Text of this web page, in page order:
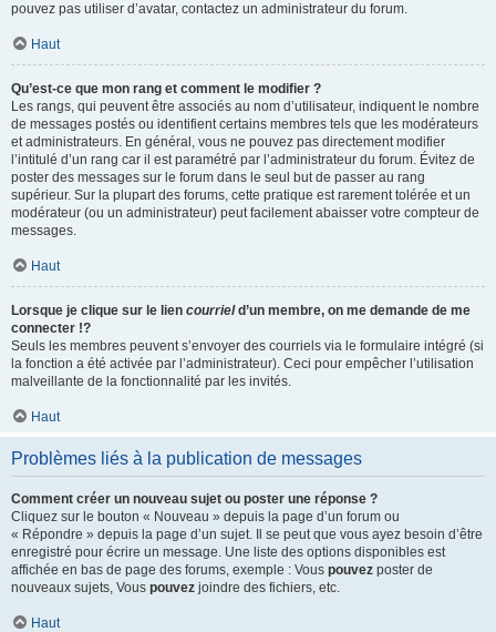
pouvez pas utiliser d’avatar, contactez un administrateur du forum.
Haut
Qu’est-ce que mon rang et comment le modifier ?
Les rangs, qui peuvent être associés au nom d’utilisateur, indiquent le nombre
de messages postés ou identifient certains membres tels que les modérateurs
et administrateurs. En général, vous ne pouvez pas directement modifier
l’intitulé d’un rang car il est paramétré par l’administrateur du forum. Évitez de
poster des messages sur le forum dans le seul but de passer au rang
supérieur. Sur la plupart des forums, cette pratique est rarement tolérée et un
modérateur (ou un administrateur) peut facilement abaisser votre compteur de
messages.
Haut
Lorsque je clique sur le lien courrield’un membre, on me demande de me
connecter !?
Seuls les membres peuvent s’envoyer des courriels via le formulaire intégré (si
la fonction a été activée par l’administrateur). Ceci pour empêcher l’utilisation
malveillante de la fonctionnalité par les invités.
Haut
Problèmes liés à la publication de messages
Comment créer un nouveau sujet ou poster une réponse ?
Cliquez sur le bouton « Nouveau » depuis la page d’un forum ou
« Répondre » depuis la page d’un sujet. Il se peut que vous ayez besoin d’être
enregistré pour écrire un message. Une liste des options disponibles est
affichée en bas de page des forums, exemple : Vous pouvez poster de
nouveaux sujets, Vous pouvez joindre des fichiers, etc.
Haut